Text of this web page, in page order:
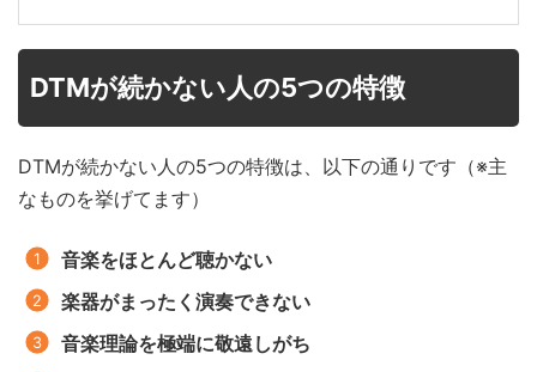
DTMが続かない人の5つの特徴
DTMが続かない人の5つの特徴は、以下の通りです（※主
なものを挙げてます）
音楽をほとんど聴かない
楽器がまったく演奏できない
音楽理論を極端に敬遠しがち